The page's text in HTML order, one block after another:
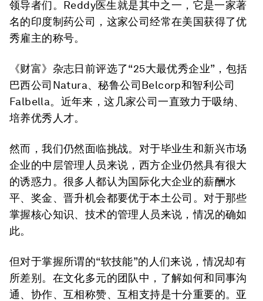
领导者们。Reddy医生就是其中之一，它是一家著
名的印度制药公司，这家公司经常在美国获得了优
秀雇主的称号。
《财富》杂志日前评选了“25大最优秀企业”，包括
巴西公司Natura、秘鲁公司Belcorp和智利公司
Falbella。近年来，这几家公司一直致力于吸纳、
培养优秀人才。
然而，我们仍然面临挑战。对于毕业生和新兴市场
企业的中层管理人员来说，西方企业仍然具有很大
的诱惑力。很多人都认为国际化大企业的薪酬水
平、奖金、晋升机会都要优于本土公司。对于那些
掌握核心知识、技术的管理人员来说，情况的确如
此。
但对于掌握所谓的“软技能”的人们来说，情况却有
所差别。在文化多元的团队中，了解如何和同事沟
通、协作、互相称赞、互相支持是十分重要的。亚